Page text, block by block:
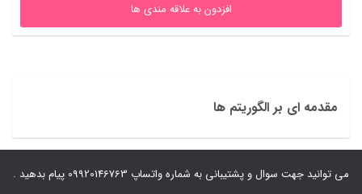
افزدون به علاقه مندی ها
مقدمه ای بر الگوریتم ها
می توانید جهت سوال و پشتیبانی به شماره واتساپ 09920146763 پیام بدهید .